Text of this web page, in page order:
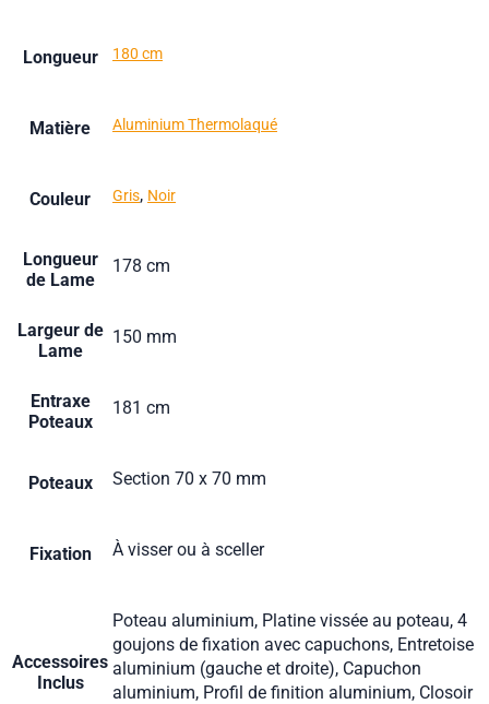
Longueur 180 cm
Matière Aluminium Thermolaqué
Couleur Gris, Noir
Longueur
de Lame
178 cm
Largeur de
Lame
150 mm
Entraxe
Poteaux
181 cm
Poteaux Section 70 x 70 mm
Fixation À visser ou à sceller
Accessoires
Inclus
Poteau aluminium, Platine vissée au poteau, 4
goujons de fixation avec capuchons, Entretoise
aluminium (gauche et droite), Capuchon
aluminium, Profil de finition aluminium, Closoir